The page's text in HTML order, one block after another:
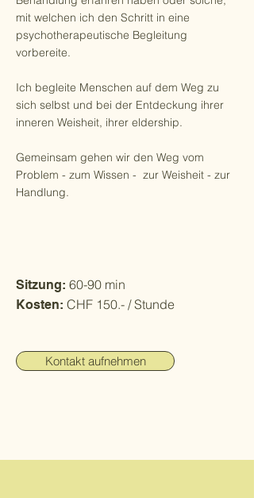
mit welchen ich den Schritt in eine
psychotherapeutische Begleitung
vorbereite.​
Ich begleite Menschen auf dem Weg zu
sich selbst und bei der Entdeckung ihrer
inneren Weisheit, ihrer eldership.
Gemeinsam gehen wir den Weg vom
Problem - zum Wissen - zur Weisheit - zur
Handlung.
Sitzung: 60-90 min
Kosten: CHF 150.- / Stunde
Kontakt aufnehmen